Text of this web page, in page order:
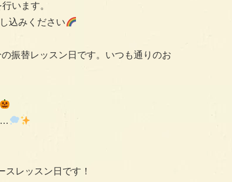
います。
込みください
振替レッスン日です。いつも通りのお
…
スレッスン日です！